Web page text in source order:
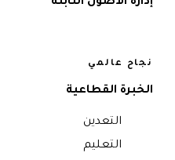
إدارة الأصول الثابتة
نجاح عالمي
الخبرة القطاعية
التعدين
التعليم